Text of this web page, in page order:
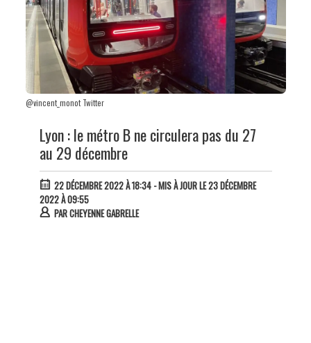
@vincent_monot Twitter
Lyon : le métro B ne circulera pas du 27
au 29 décembre
22 DÉCEMBRE 2022 À 18:34- MIS À JOUR LE 23 DÉCEMBRE
2022 À 09:55
PARCHEYENNE GABRELLE